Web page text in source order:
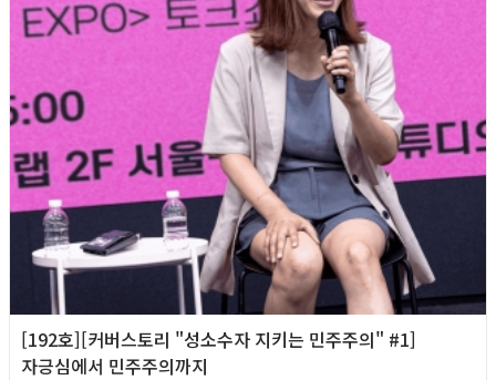
[192호][커버스토리 "성소수자 지키는 민주주의" #1]
자긍심에서 민주주의까지